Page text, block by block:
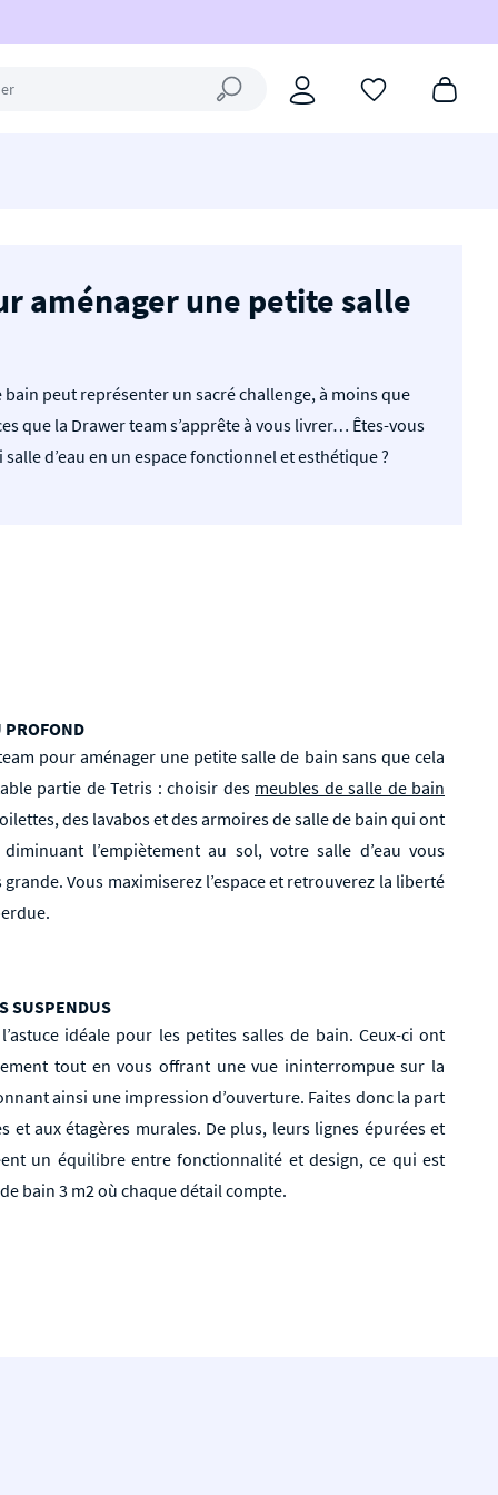
aménager une petite salle
peut représenter un sacré challenge, à moins que
que la Drawer team s’apprête à vous livrer… Êtes-vous
d’eau en un espace fonctionnel et esthétique ?
PROFOND
pour aménager une petite salle de bain sans que cela
partie de Tetris : choisir des meubles de salle de bain
des lavabos et des armoires de salle de bain qui ont
l’empiètement au sol, votre salle d’eau vous
Vous maximiserez l’espace et retrouverez la liberté
SUSPENDUS
idéale pour les petites salles de bain. Ceux-ci ont
tout en vous offrant une vue ininterrompue sur la
ainsi une impression d’ouverture. Faites donc la part
et aux étagères murales. De plus, leurs lignes épurées et
un équilibre entre fonctionnalité et design, ce qui est
bain 3 m2 où chaque détail compte.